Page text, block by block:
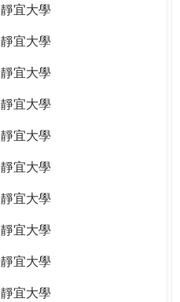
靜宜大學
靜宜大學
靜宜大學
靜宜大學
靜宜大學
靜宜大學
靜宜大學
靜宜大學
靜宜大學
靜宜大學